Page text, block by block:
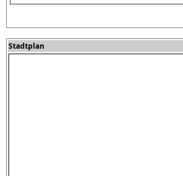
Stadtplan